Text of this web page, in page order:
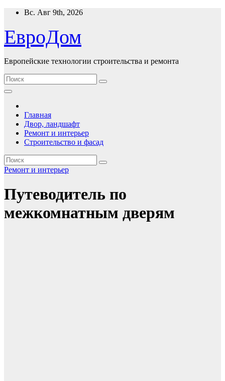
Перейти
содержимому
Вс. Авг 9th, 2026
ЕвроДом
Европейские технологии строительства и ремонта
Главная
Двор, ландшафт
Ремонт и интерьер
Строительство и фасад
Ремонт и интерьер
Путеводитель по
межкомнатным дверям